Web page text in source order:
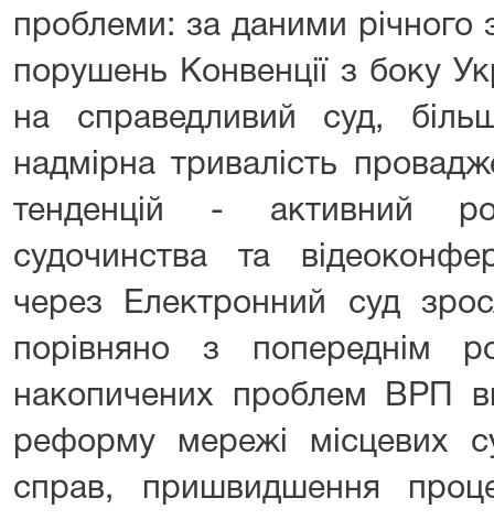
проблеми: за даними річного
порушень Конвенції з боку
на справедливий суд,
надмірна тривалість
тенденцій - активний
судочинства та
через Електронний суд
порівняно з попереднім
накопичених проблем ВРП
реформу мережі місцевих
справ, пришвидшення